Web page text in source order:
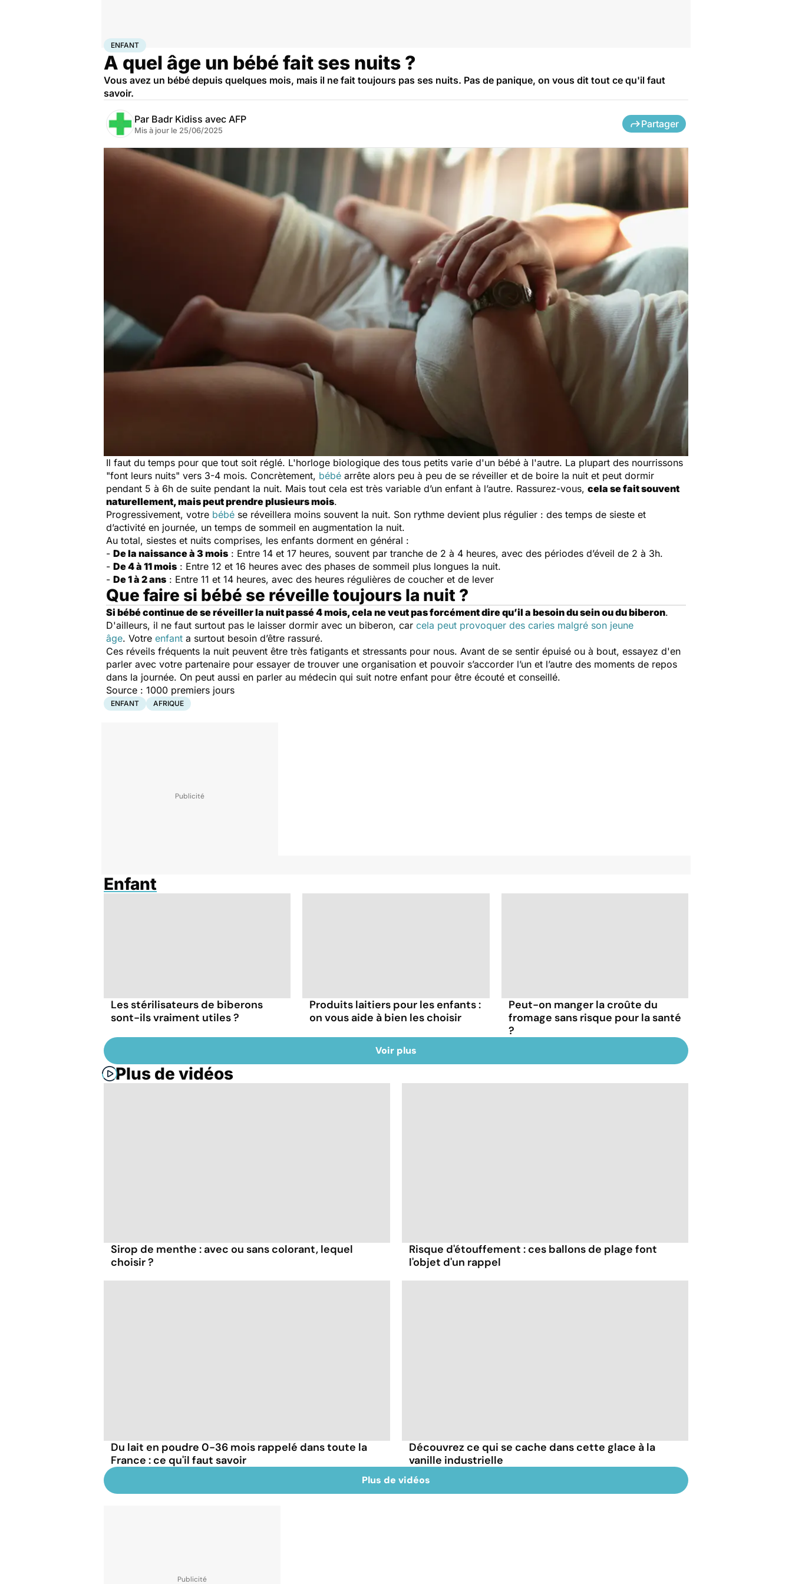
AccueilFamille
ENFANT
A quel âge un bébé fait ses nuits ?
Vous avez un bébé depuis quelques mois, mais il ne fait toujours pas ses nuits. Pas de panique, on vous dit tout ce qu'il faut
savoir.
Par Badr Kidiss avec AFP
Mis à jour le 25/06/2025
Partager
Il faut du temps pour que tout soit réglé. L'horloge biologique des tous petits varie d'un bébé à l'autre. La plupart des nourrissons
"font leurs nuits" vers 3-4 mois. Concrètement, bébé arrête alors peu à peu de se réveiller et de boire la nuit et peut dormir
pendant 5 à 6h de suite pendant la nuit. Mais tout cela est très variable d’un enfant à l’autre. Rassurez-vous, cela se fait souvent
naturellement, mais peut prendre plusieurs mois.
Progressivement, votre bébé se réveillera moins souvent la nuit. Son rythme devient plus régulier : des temps de sieste et
d’activité en journée, un temps de sommeil en augmentation la nuit.
Au total, siestes et nuits comprises, les enfants dorment en général :
- De la naissance à 3 mois : Entre 14 et 17 heures, souvent par tranche de 2 à 4 heures, avec des périodes d’éveil de 2 à 3h.
- De 4 à 11 mois : Entre 12 et 16 heures avec des phases de sommeil plus longues la nuit.
- De 1 à 2 ans : Entre 11 et 14 heures, avec des heures régulières de coucher et de lever
Que faire si bébé se réveille toujours la nuit ?
Si bébé continue de se réveiller la nuit passé 4 mois, cela ne veut pas forcément dire qu’il a besoin du sein ou du biberon.
D'ailleurs, il ne faut surtout pas le laisser dormir avec un biberon, car cela peut provoquer des caries malgré son jeune
âge. Votre enfant a surtout besoin d’être rassuré.
Ces réveils fréquents la nuit peuvent être très fatigants et stressants pour nous. Avant de se sentir épuisé ou à bout, essayez d'en
parler avec votre partenaire pour essayer de trouver une organisation et pouvoir s’accorder l’un et l’autre des moments de repos
dans la journée. On peut aussi en parler au médecin qui suit notre enfant pour être écouté et conseillé.
Source : 1000 premiers jours
ENFANT AFRIQUE
Enfant
Les stérilisateurs de biberons
sont-ils vraiment utiles ?
Produits laitiers pour les enfants :
on vous aide à bien les choisir
Peut-on manger la croûte du
fromage sans risque pour la santé
?
Voir plus
Plus de vidéos
Sirop de menthe : avec ou sans colorant, lequel
choisir ?
Risque d'étouffement : ces ballons de plage font
l'objet d'un rappel
Du lait en poudre 0-36 mois rappelé dans toute la
France : ce qu'il faut savoir
Découvrez ce qui se cache dans cette glace à la
vanille industrielle
Plus de vidéos